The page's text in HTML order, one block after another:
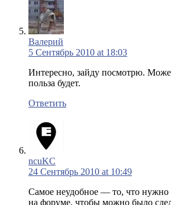
Валерий
5 Сентябрь 2010 at 18:03
Интересно, зайду посмотрю.
польза будет.
Ответить
ncuKC
24 Сентябрь 2010 at 10:49
Самое неудобное — то, что нужно
на форуме, чтобы можно было